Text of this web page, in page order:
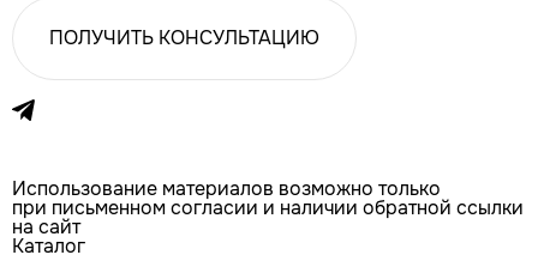
ПОЛУЧИТЬ КОНСУЛЬТАЦИЮ
Использование материалов возможно только
при письменном согласии и наличии обратной ссылки
на сайт
Каталог